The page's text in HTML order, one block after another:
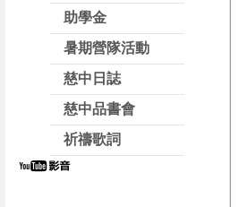
助學金
暑期營隊活動
慈中日誌
慈中品書會
祈禱歌詞